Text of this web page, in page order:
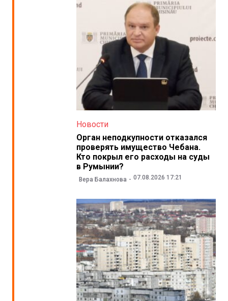
Новости
Орган неподкупности отказался
проверять имущество Чебана.
Кто покрыл его расходы на суды
в Румынии?
Вера Балахнова 07.08.2026 17:21